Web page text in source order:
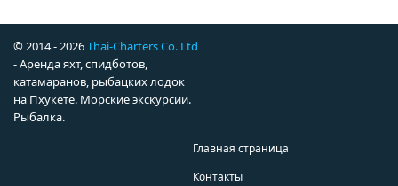
© 2014 - 2026Thai-Charters Co. Ltd
- Аренда яхт, спидботов,
катамаранов, рыбацких лодок
на Пхукете. Морские экскурсии.
Рыбалка.
Главная страница
Контакты